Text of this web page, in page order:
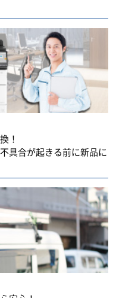
！
具合が起きる前に新品に